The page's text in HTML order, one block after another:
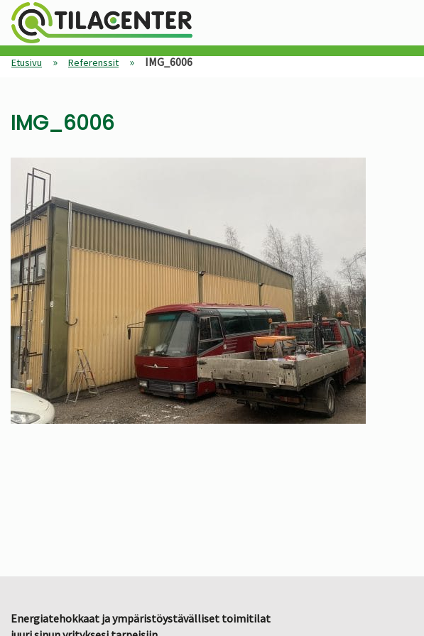
Etusivu » Referenssit » IMG_6006
IMG_6006
Energiatehokkaat ja ympäristöystävälliset toimitilat